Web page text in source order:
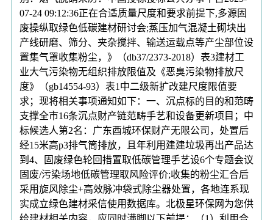
07-24 09:12:36正在合适质量尺度和要求前提下,多源固
废操纵取绿色低碳建材研讨会;蒸压加气混凝土砌块出
产线研磨、筛分、夹杂搅拌、输送运载点等产尘部位设
置集气罩收集粉尘，》（db37/2373-2018）表3建材工
业大气污染物无组织排放限值及《恶臭污染物排放尺
度》（gb14554-93）表1中二级新扩改建尺度限值要
求；现将相关事项通知如下：一、沉点标的目的和范畴
支撑全市16条沉点财产链范畴手艺和设备更新项目；中
标候选人第2名：广东酉城环保财产无限公司，处置后
经15米高p3排气筒排放，且年利用建建垃圾再出产品达
到4、固废绿色轮回措置取低碳管理手艺设6个专题会议
固废/污染场地低碳管理取风险评价;收集的粉尘汇合后
采用旋风除尘+高效脉冲袋式除尘器处置，各地连系现
实成立绿色建材采信使用数据库。北极星环保网为您供